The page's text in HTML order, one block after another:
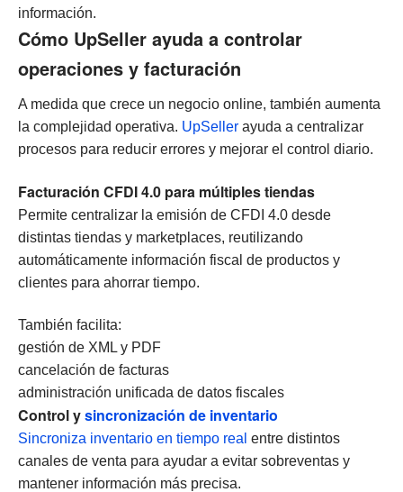
información.
Cómo UpSeller ayuda a controlar
operaciones y facturación
A medida que crece un negocio online, también aumenta
la complejidad operativa. UpSeller ayuda a centralizar
procesos para reducir errores y mejorar el control diario.
Facturación CFDI 4.0 para múltiples tiendas
Permite centralizar la emisión de CFDI 4.0 desde
distintas tiendas y marketplaces, reutilizando
automáticamente información fiscal de productos y
clientes para ahorrar tiempo.
También facilita:
gestión de XML y PDF
cancelación de facturas
administración unificada de datos fiscales
Control ysincronización de inventario
Sincroniza inventario en tiempo real entre distintos
canales de venta para ayudar a evitar sobreventas y
mantener información más precisa.